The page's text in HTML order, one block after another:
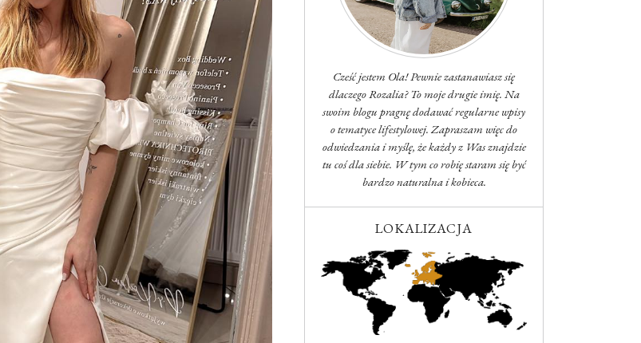
Cześć jestem Ola! Pewnie zastanawiasz się
dlaczego Rozalia? To moje drugie imię. Na
swoim blogu pragnę dodawać regularne wpisy
o tematyce lifestylowej. Zapraszam więc do
odwiedzania i myślę, że każdy z Was znajdzie
tu coś dla siebie. W tym co robię staram się być
bardzo naturalna i kobieca.
LOKALIZACJA